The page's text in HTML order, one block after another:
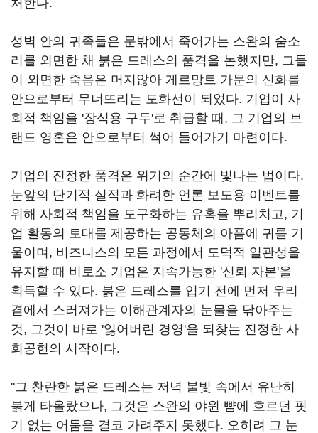
처한다.
성벽 안의 귀족들은 문밖에서 죽어가는 스완의 숨소
리를 외면한 채 붉은 드레스의 품격을 논했지만, 그들
이 외면한 죽음은 머지않아 게르망트 가문의 신화를
안으로부터 무너뜨리는 도화선이 되었다. 기업이 사
회적 책임을 '장식용 구두'로 취급할 때, 그 기업의 브
랜드 영혼은 안으로부터 썩어 들어가기 마련이다.
기업의 진정한 품격은 위기의 순간에 빛나는 법이다.
눈앞의 단기적 실적과 화려한 언론 보도용 이벤트를
위해 사회적 책임을 도구화하는 유혹을 뿌리치고, 기
업 활동의 토대를 제공하는 공동체의 아픔에 귀를 기
울이며, 비즈니스의 모든 과정에서 도덕적 일관성을
유지할 때 비로소 기업은 지속가능한 '신뢰 자본'을
획득할 수 있다. 붉은 드레스를 입기 전에 먼저 우리
곁에서 스러져가는 이해관계자의 눈물을 닦아주는
것, 그것이 바로 '잃어버린 경영'을 되찾는 진정한 사
회공헌의 시작이다.
"그 찬란한 붉은 드레스는 저녁 불빛 속에서 유난히
붉게 타올랐으나, 그것은 스완의 야윈 뺨에 흐르던 핏
기 없는 어둠을 결코 가려주지 못했다. 오히려 그 눈